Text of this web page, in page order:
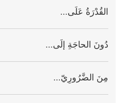
القُدْرَةُ عَلَى...
دُونَ الحاجَةِ إلَى...
مِنَ الضَّرُورِيّ...